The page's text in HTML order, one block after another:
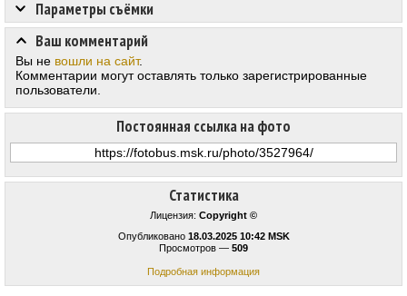
Статистика
Лицензия: Copyright ©
Опубликовано 18.03.2025 10:42 MSK
Просмотров — 509
Подробная информация
Постоянная ссылка на фото
Параметры съёмки
Ваш комментарий
Вы не вошли на сайт.
Комментарии могут оставлять только зарегистрированные
пользователи.